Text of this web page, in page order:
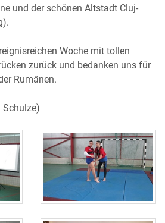
und der schönen Altstadt Cluj-
Woche mit tollen
zurück und bedanken uns für
Rumänen.
Schulze)